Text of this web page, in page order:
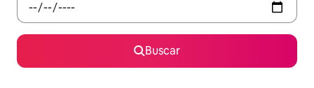
Buscar